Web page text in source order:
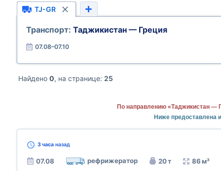
TJ-GR
Транспорт: Таджикистан — Греция
07.08–07.10
Найдено 0, на странице: 25
По направлению «Таджикистан —
Ниже предоставлена
3 часа назад
07.08 рефрижератор 20 т 86 м³